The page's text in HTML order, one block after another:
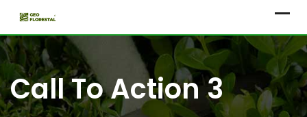
content
Call To Action 3